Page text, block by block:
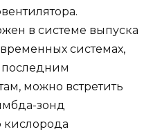
в системе выпуска
системах,
последним
можно встретить
зонд
кислорода